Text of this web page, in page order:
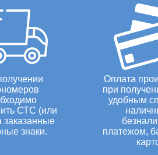
17 (транзитные военные тс)
18 (транзитные тракторы,
19 (транзитные)
21 (МВД прицепы и
22 (МВД мотоциклы, мопеды,
скутера)
снегоходов и квадроциклов.
СТС (или
знаки.
Оплата
при
удобным
платежом,